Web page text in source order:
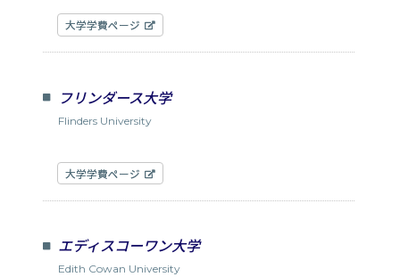
大学学費ページ
フリンダース大学
Flinders University
大学学費ページ
エディスコーワン大学
Edith Cowan University